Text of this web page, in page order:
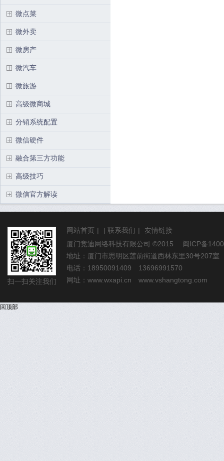
微点菜
微外卖
微房产
微汽车
微旅游
高级微商城
分销系统配置
微信硬件
融合第三方功能
高级技巧
微信官方解读
扫一扫关注我们
网站首页 | | 联系我们 |
友情链接
厦门竞迪网络科技有限公司 ©2015 闽ICP备
地址：厦门市思明区莲前街道西林东里30号207室
电话：18950091409 13696991570
网址： www.wxapi.cn www.vshangtong.com
回顶部